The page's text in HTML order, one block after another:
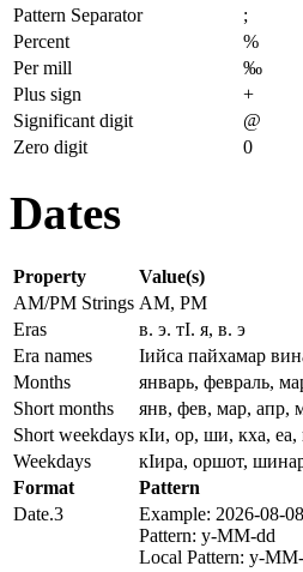
Pattern Separator
;
Percent
%
Per mill
‰
Plus sign
+
Significant digit
@
Zero digit
0
Dates
Property
Value(s)
AM/PM Strings AM, PM
Eras
в. э. тӀ. я, в. э
Era names
Ӏийса пайхамар
Months
январь, февраль,
Short months
янв, фев, мар, апр,
Short weekdays кӀи, ор, ши, кха, еа,
Weekdays
кӀира, оршот,
Format
Pattern
Date.3
Example: 2026-08-08
Pattern: y-MM-dd
Local Pattern: y-